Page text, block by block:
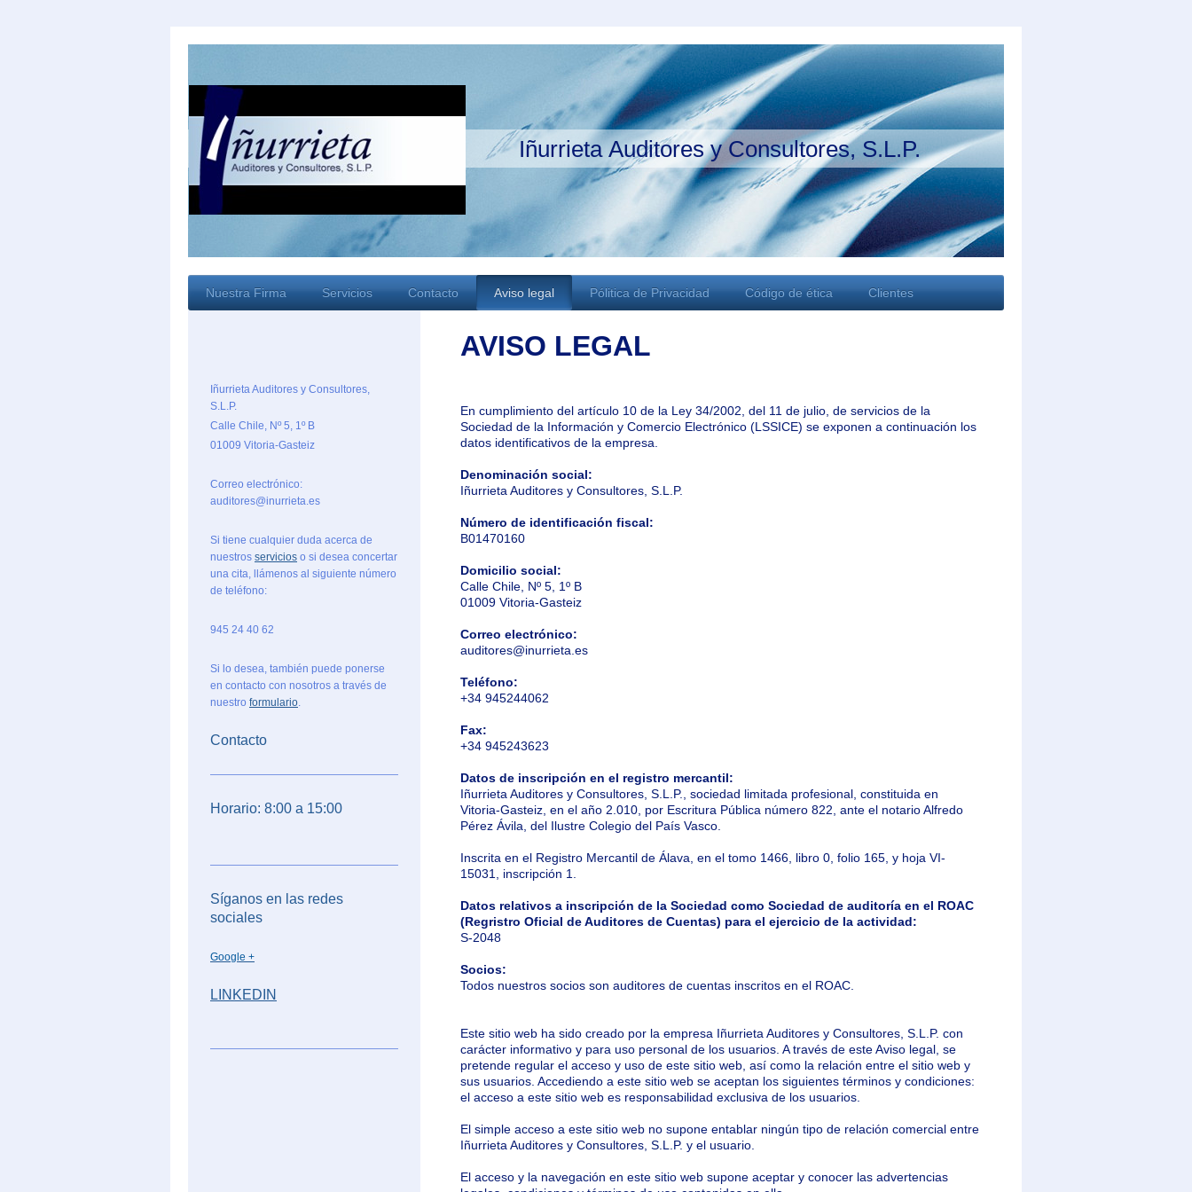
Iñurrieta Auditores y Consultores, S.L.P.
Nuestra Firma Servicios Contacto Aviso legal Pólitica de Privacidad Código de ética Clientes
AVISO LEGAL
En cumplimiento del artículo 10 de la Ley 34/2002, del 11 de julio, de servicios de la
Sociedad de la Información y Comercio Electrónico (LSSICE) se exponen a continuación los
datos identificativos de la empresa.
Denominación social:
Iñurrieta Auditores y Consultores, S.L.P.
Número de identificación fiscal:
B01470160
Domicilio social:
Calle Chile, Nº 5, 1º B
01009 Vitoria-Gasteiz
Correo electrónico:
auditores@inurrieta.es
Teléfono:
+34 945244062
Fax:
+34 945243623
Datos de inscripción en el registro mercantil:
Iñurrieta Auditores y Consultores, S.L.P., sociedad limitada profesional, constituida en
Vitoria-Gasteiz, en el año 2.010, por Escritura Pública número 822, ante el notario Alfredo
Pérez Ávila, del Ilustre Colegio del País Vasco.
Inscrita en el Registro Mercantil de Álava, en el tomo 1466, libro 0, folio 165, y hoja VI-
15031, inscripción 1.
Datos relativos a inscripción de la Sociedad como Sociedad de auditoría en el ROAC
(Regristro Oficial de Auditores de Cuentas) para el ejercicio de la actividad:
S-2048
Socios:
Todos nuestros socios son auditores de cuentas inscritos en el ROAC.
Este sitio web ha sido creado por la empresa Iñurrieta Auditores y Consultores, S.L.P. con
carácter informativo y para uso personal de los usuarios. A través de este Aviso legal, se
pretende regular el acceso y uso de este sitio web, así como la relación entre el sitio web y
sus usuarios. Accediendo a este sitio web se aceptan los siguientes términos y condiciones:
el acceso a este sitio web es responsabilidad exclusiva de los usuarios.
El simple acceso a este sitio web no supone entablar ningún tipo de relación comercial entre
Iñurrieta Auditores y Consultores, S.L.P. y el usuario.
El acceso y la navegación en este sitio web supone aceptar y conocer las advertencias
Iñurrieta Auditores y Consultores,
S.L.P.
Calle Chile, Nº 5, 1º B
01009 Vitoria-Gasteiz
Correo electrónico:
auditores@inurrieta.es
Si tiene cualquier duda acerca de
nuestros servicios o si desea concertar
una cita, llámenos al siguiente número
de teléfono:
945 24 40 62
Si lo desea, también puede ponerse
en contacto con nosotros a través de
nuestro formulario
Contacto
Horario: 8:00 a 15:00
Síganos en las redes
sociales
Google +
LINKEDIN